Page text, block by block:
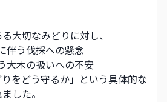
大切なみどりに対し、
伴う伐採への懸念
大木の扱いへの不安
をどう守るか」という具体的な
した。